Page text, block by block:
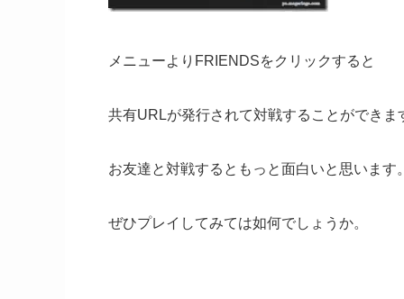
メニューよりFRIENDSをクリックすると
共有URLが発行されて対戦することができま
お友達と対戦するともっと面白いと思います
ぜひプレイしてみては如何でしょうか。